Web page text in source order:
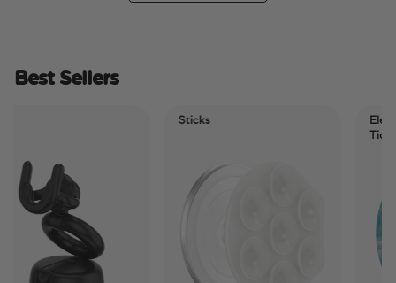
Best Sellers
Sticks
Electric